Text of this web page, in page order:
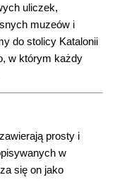
uliczek,
muzeów i
do stolicy Katalonii
w którym każdy
prosty i
w
się on jako